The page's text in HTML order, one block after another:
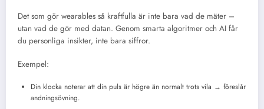
Det som gör wearables så kraftfulla är inte bara vad de mäter –
utan vad de gör med datan. Genom smarta algoritmer och AI får
du personliga insikter, inte bara siffror.
Exempel:
Din klocka noterar att din puls är högre än normalt trots vila → föreslår
andningsövning.